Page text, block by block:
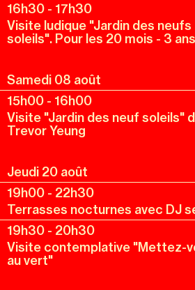
16h30 - 17h30
Visite ludique "Jardin des neufs
soleils". Pour les 20 mois - 3 ans
Samedi 08 août
15h00 - 16h00
Visite "Jardin des neuf soleils"
Trevor Yeung
Jeudi 20 août
19h00 - 22h30
Terrasses nocturnes avec DJ
19h30 - 20h30
Visite contemplative "Mettez-
au vert"